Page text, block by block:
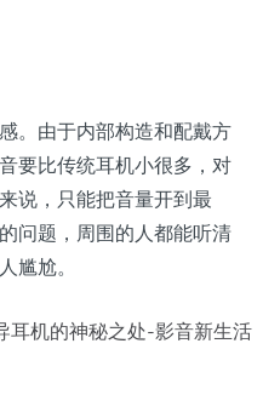
。由于内部构造和配戴方
要比传统耳机小很多，对
说，只能把音量开到最
问题，周围的人都能听清
尴尬。